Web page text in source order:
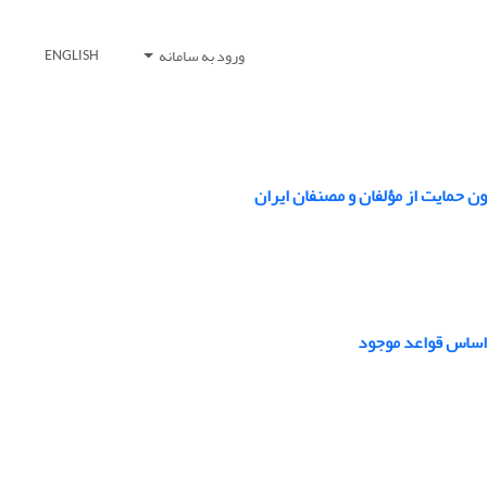
ورود به سامانه ENGLISH
حمایت از مؤلفان و مصنفان ایران
قواعد موجود